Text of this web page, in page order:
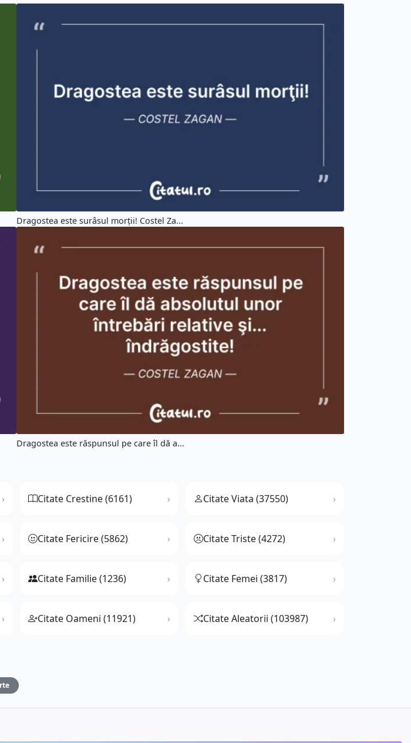
Dragostea este surâsul morţii! Costel Za...
Dragostea este răspunsul pe care îl dă a...
Citate Crestine (6161) Citate Viata (37550)
Citate Fericire (5862) Citate Triste (4272)
Citate Familie (1236) Citate Femei (3817)
Citate Oameni (11921) Citate Aleatorii (103987)